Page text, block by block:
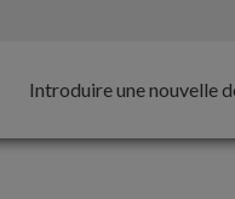
(actuel)Introduire une nouvelle